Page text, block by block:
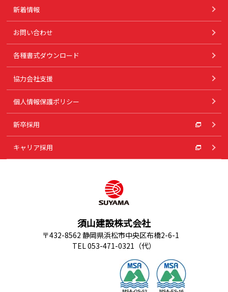
新着情報
お問い合わせ
各種書式ダウンロード
協力会社支援
個人情報保護ポリシー
新卒採用
キャリア採用
須山建設株式会社
〒432-8562 静岡県浜松市中央区布橋2-6-1
TEL 053-471-0321（代）